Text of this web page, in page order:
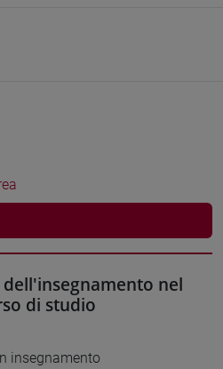
nel
di studio
insegnamento